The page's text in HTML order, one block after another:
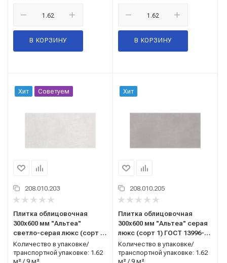
В КОРЗИНУ В КОРЗИНУ
Хит Советуем
208.010.203
Плитка облицовочная
300x600 мм "Альтеа"
светло-серая люкс (сорт 1)
ГОСТ 13996-2019 AXIMA
(Россия)
Количество в упаковке/
транспортной упаковке: 1.62
м² / 9 м²
Хит
208.010.205
Плитка облицовочная
300x600 мм "Альтеа" серая
люкс (сорт 1) ГОСТ 13996-
2019 AXIMA (Россия)
Количество в упаковке/
транспортной упаковке: 1.62
м² / 9 м²